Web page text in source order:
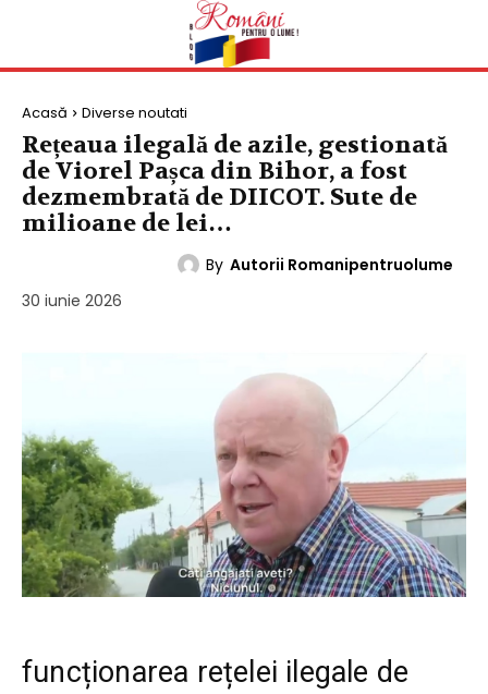
Acasă Diverse noutati
Rețeaua ilegală de azile, gestionată
de Viorel Pașca din Bihor, a fost
dezmembrată de DIICOT. Sute de
milioane de lei…
By Autorii Romanipentruolume
30 iunie 2026
funcționarea rețelei ilegale de